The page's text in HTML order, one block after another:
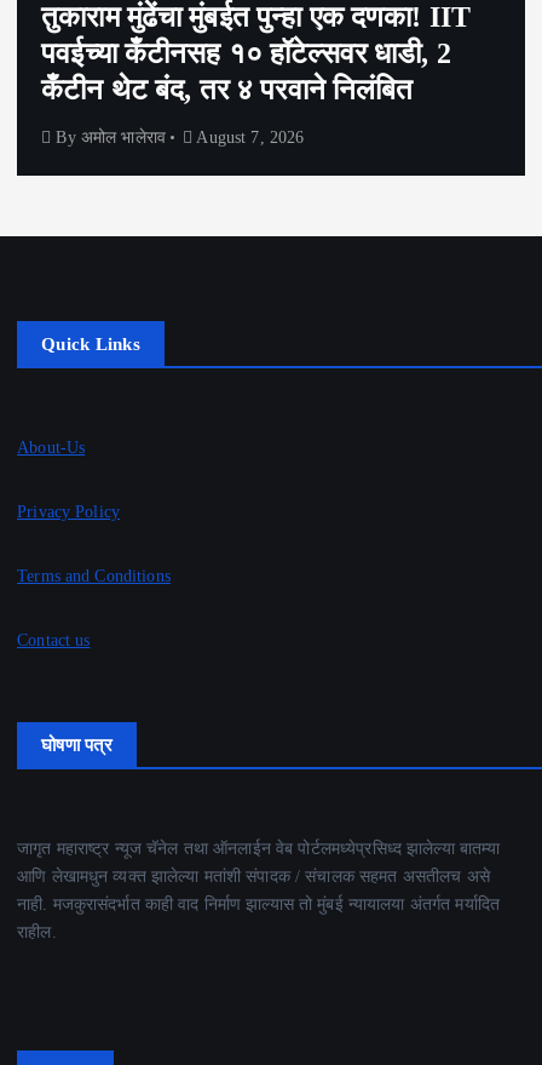
तुकाराम मुंढेंचा मुंबईत पुन्हा एक दणका! IIT
पवईच्या कँटीनसह १० हॉटेल्सवर धाडी, 2
कँटीन थेट बंद, तर ४ परवाने निलंबित
By अमोल भालेराव August 7, 2026
Quick Links
About-Us
Privacy Policy
Terms and Conditions
Contact us
घोषणा पत्र
जागृत महाराष्ट्र न्यूज चॅनेल तथा ऑनलाईन वेब पोर्टलमध्येप्रसिध्द झालेल्या बातम्या
आणि लेखामधुन व्यक्त झालेल्या मतांशी संपादक / संचालक सहमत असतीलच असे
नाही. मजकुरासंदर्भात काही वाद निर्माण झाल्यास तो मुंबई न्यायालया अंतर्गत मर्यादित
राहील.